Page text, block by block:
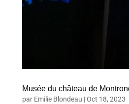
Musée du château de
par Emilie Blondeau |Oct 18, 2023